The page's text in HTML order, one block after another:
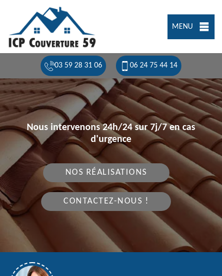
MENU
03 59 28 31 06 06 24 75 44 14
Nous intervenons 24h/24 sur 7j/7 en cas
d'urgence
NOS RÉALISATIONS
CONTACTEZ-NOUS !